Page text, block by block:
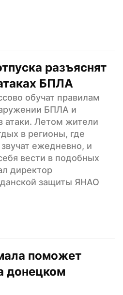
разъяснят
БПЛА
обучат правилам
БПЛА и
атаки. Летом жители
в регионы, где
ежедневно, и
вести в подобных
директор
защиты ЯНАО
поможет
донецком